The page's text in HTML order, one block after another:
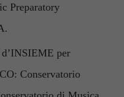
Preparatory
per
Conservatorio